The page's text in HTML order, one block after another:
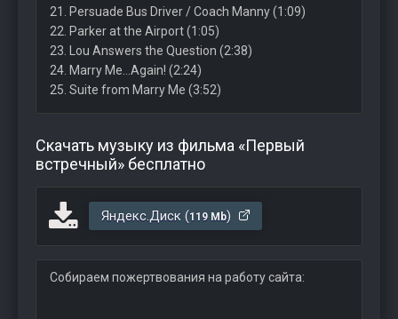
21. Persuade Bus Driver / Coach Manny (1:09)
22. Parker at the Airport (1:05)
23. Lou Answers the Question (2:38)
24. Marry Me…Again! (2:24)
25. Suite from Marry Me (3:52)
Скачать музыку из фильма «Первый
встречный» бесплатно
Яндекс.Диск (119 Mb)
Собираем пожертвования на работу сайта: